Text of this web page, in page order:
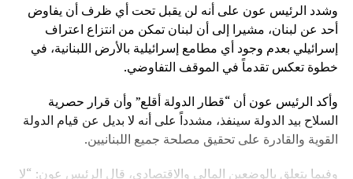
وشدد الرئيس عون على أنه لن يقبل تحت أي ظرف أن يفاوض
أحد عن لبنان، مشيرا إلى أن لبنان تمكن من انتزاع اعتراف
إسرائيلي بعدم وجود أي مطامع إسرائيلية بالأرض اللبنانية، في
خطوة تعكس تقدماً في الموقف التفاوضي.
وأكد الرئيس عون أن “قطار الدولة أقلع” وأن قرار حصرية
السلاح بيد الدولة سينفذ، مشدداً على أنه لا بديل عن قيام الدولة
القوية والقادرة على تحقيق مصلحة جميع اللبنانيين.
وفيما يتعلق بالوضعين المالي والاقتصادي، قال الرئيس عون: “لا